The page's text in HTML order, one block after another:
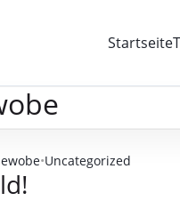
Startseite
Uncategorized